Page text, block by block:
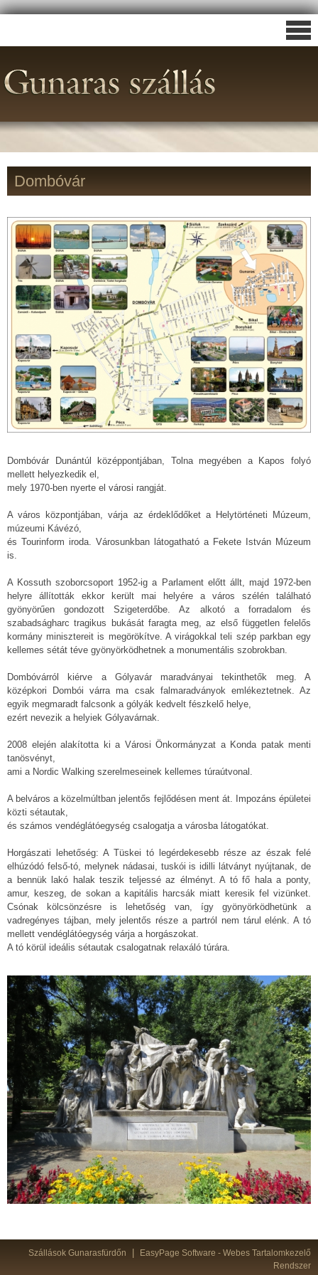
Dombóvár
Dombóvár Dunántúl középpontjában, Tolna megyében a Kapos folyó
mellett helyezkedik el,
mely 1970-ben nyerte el városi rangját.
A város központjában, várja az érdeklődőket a Helytörténeti Múzeum,
múzeumi Kávézó,
és Tourinform iroda. Városunkban látogatható a Fekete István Múzeum
is.
A Kossuth szoborcsoport 1952-ig a Parlament előtt állt, majd 1972-ben
helyre állították ekkor került mai helyére a város szélén található
gyönyörűen gondozott Szigeterdőbe. Az alkotó a forradalom és
szabadságharc tragikus bukását faragta meg, az első független felelős
kormány minisztereit is megörökítve. A virágokkal teli szép parkban egy
kellemes sétát téve gyönyörködhetnek a monumentális szobrokban.
Dombóvárról kiérve a Gólyavár maradványai tekinthetők meg. A
középkori Dombói várra ma csak falmaradványok emlékeztetnek. Az
egyik megmaradt falcsonk a gólyák kedvelt fészkelő helye,
ezért nevezik a helyiek Gólyavárnak.
2008 elején alakította ki a Városi Önkormányzat a Konda patak menti
tanösvényt,
ami a Nordic Walking szerelmeseinek kellemes túraútvonal.
A belváros a közelmúltban jelentős fejlődésen ment át. Impozáns épületei
közti sétautak,
és számos vendéglátóegység csalogatja a városba látogatókat.
Horgászati lehetőség: A Tüskei tó legérdekesebb része az észak felé
elhúzódó felső-tó, melynek nádasai, tuskói is idilli látványt nyújtanak, de
a bennük lakó halak teszik teljessé az élményt. A tó fő hala a ponty,
amur, keszeg, de sokan a kapitális harcsák miatt keresik fel vizünket.
Csónak kölcsönzésre is lehetőség van, így gyönyörködhetünk a
vadregényes tájban, mely jelentős része a partról nem tárul elénk. A tó
mellett vendéglátóegység várja a horgászokat.
A tó körül ideális sétautak csalogatnak relaxáló túrára.
Szállások Gunarasfürdőn | EasyPage Software - Webes Tartalomkezelő
Rendszer